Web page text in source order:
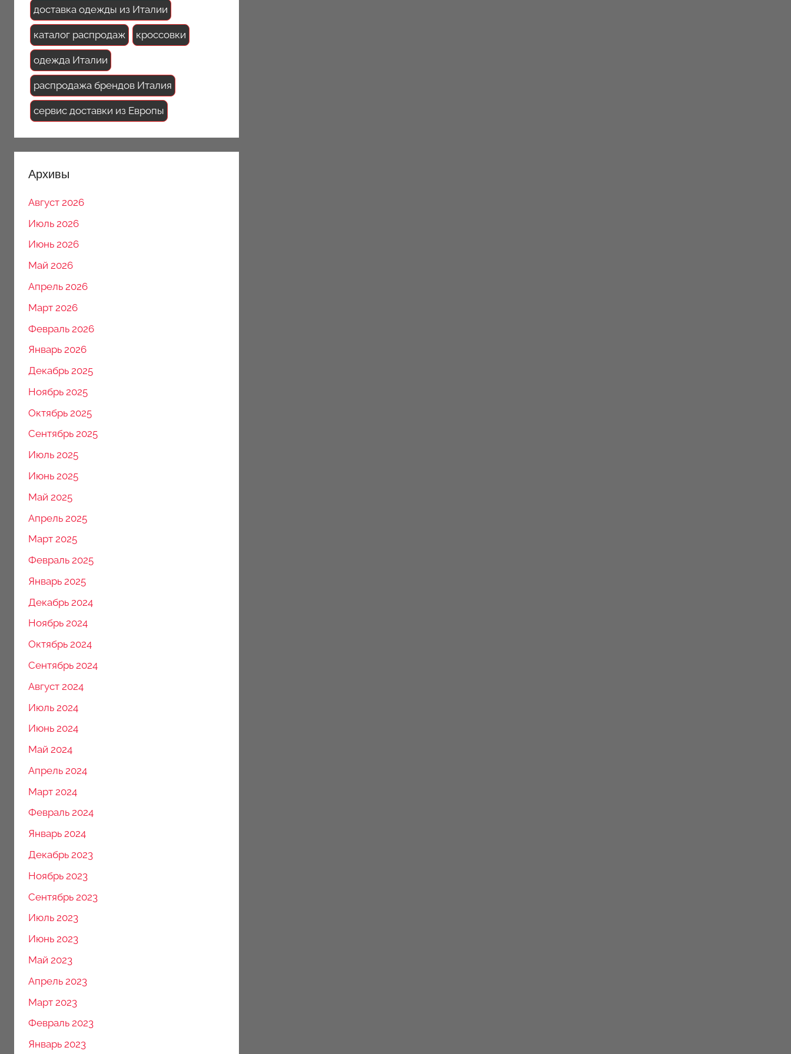
доставка одежды из Италии
каталог распродаж кроссовки
одежда Италии
распродажа брендов Италия
сервис доставки из Европы
Архивы
Август 2026
Июль 2026
Июнь 2026
Май 2026
Апрель 2026
Март 2026
Февраль 2026
Январь 2026
Декабрь 2025
Ноябрь 2025
Октябрь 2025
Сентябрь 2025
Июль 2025
Июнь 2025
Май 2025
Апрель 2025
Март 2025
Февраль 2025
Январь 2025
Декабрь 2024
Ноябрь 2024
Октябрь 2024
Сентябрь 2024
Август 2024
Июль 2024
Июнь 2024
Май 2024
Апрель 2024
Март 2024
Февраль 2024
Январь 2024
Декабрь 2023
Ноябрь 2023
Сентябрь 2023
Июль 2023
Июнь 2023
Май 2023
Апрель 2023
Март 2023
Февраль 2023
Январь 2023